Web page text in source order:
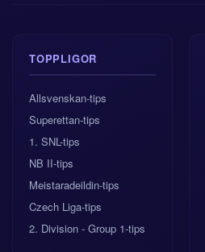
TOPPLIGOR
Allsvenskan-tips
Superettan-tips
1. SNL-tips
NB II-tips
Meistaradeildin-tips
Czech Liga-tips
2. Division - Group 1-tips